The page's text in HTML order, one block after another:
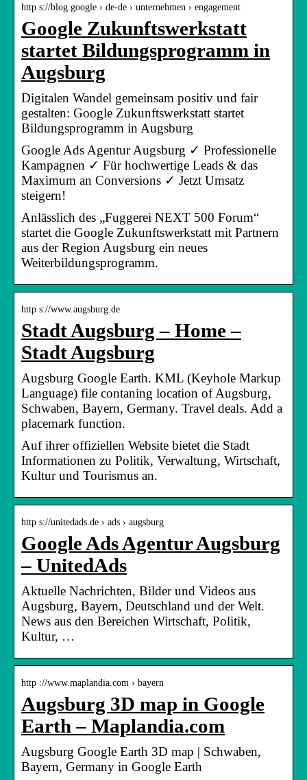
http s://blog.google › de-de › unternehmen › engagement
Google Zukunftswerkstatt
startet Bildungsprogramm in
Augsburg
Digitalen Wandel gemeinsam positiv und fair
gestalten: Google Zukunftswerkstatt startet
Bildungsprogramm in Augsburg
Google Ads Agentur Augsburg ✓ Professionelle
Kampagnen ✓ Für hochwertige Leads & das
Maximum an Conversions ✓ Jetzt Umsatz
steigern!
Anlässlich des „Fuggerei NEXT 500 Forum“
startet die Google Zukunftswerkstatt mit Partnern
aus der Region Augsburg ein neues
Weiterbildungsprogramm.
http s://www.augsburg.de
Stadt Augsburg – Home –
Stadt Augsburg
Augsburg Google Earth. KML (Keyhole Markup
Language) file contaning location of Augsburg,
Schwaben, Bayern, Germany. Travel deals. Add a
placemark function.
Auf ihrer offiziellen Website bietet die Stadt
Informationen zu Politik, Verwaltung, Wirtschaft,
Kultur und Tourismus an.
http s://unitedads.de › ads › augsburg
Google Ads Agentur Augsburg
– UnitedAds
Aktuelle Nachrichten, Bilder und Videos aus
Augsburg, Bayern, Deutschland und der Welt.
News aus den Bereichen Wirtschaft, Politik,
Kultur, …
http ://www.maplandia.com › bayern
Augsburg 3D map in Google
Earth – Maplandia.com
Augsburg Google Earth 3D map | Schwaben,
Bayern, Germany in Google Earth